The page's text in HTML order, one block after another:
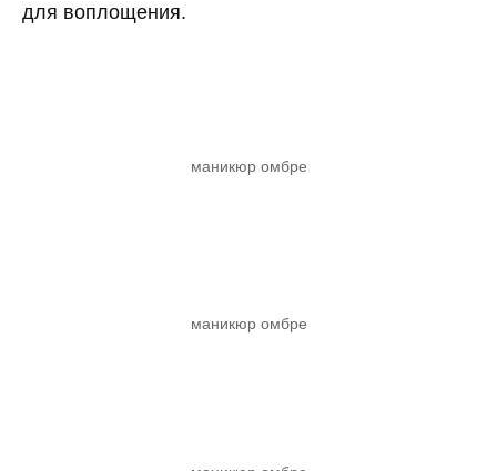
для воплощения.
маникюр омбре
маникюр омбре